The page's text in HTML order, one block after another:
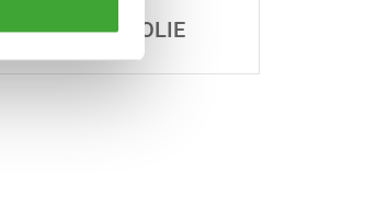
TERRAS OLIE